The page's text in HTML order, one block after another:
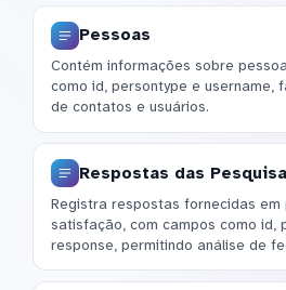
Pessoas
Contém informações sobre
como id, persontype e username,
de contatos e usuários.
Respostas das
Registra respostas fornecidas em
satisfação, com campos como id,
response, permitindo análise de